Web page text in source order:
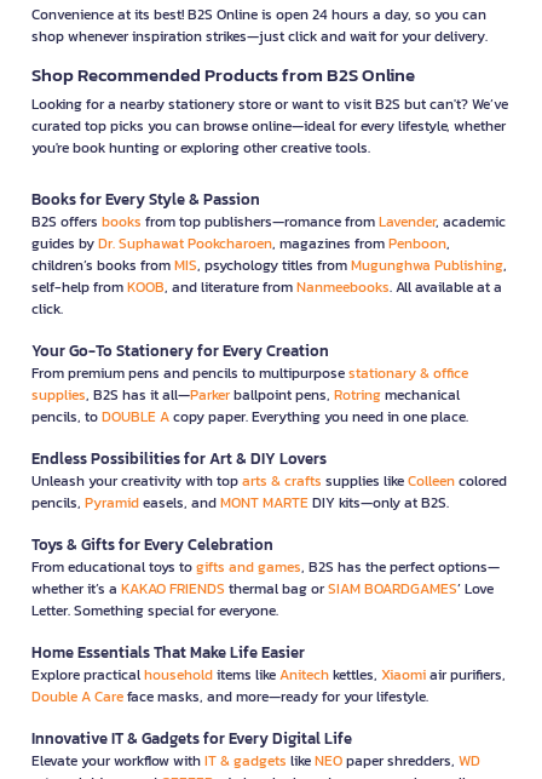
Convenience at its best! B2S Online is open 24 hours a day, so you can
shop whenever inspiration strikes—just click and wait for your delivery.
Shop Recommended Products from B2S Online
Looking for a nearby stationery store or want to visit B2S but can't? We’ve
curated top picks you can browse online—ideal for every lifestyle, whether
you're book hunting or exploring other creative tools.
Books for Every Style & Passion
B2S offers books from top publishers—romance fromLavender, academic
guides byDr. Suphawat Pookcharoen, magazines fromPenboon,
children’s books fromMIS, psychology titles fromMugunghwa Publishing,
self-help fromKOOB, and literature fromNanmeebooks. All available at a
click.
Your Go-To Stationery for Every Creation
From premium pens and pencils to multipurposestationary & office
supplies, B2S has it all—Parkerballpoint pens, Rotringmechanical
pencils, toDOUBLE Acopy paper. Everything you need in one place.
Endless Possibilities for Art & DIY Lovers
Unleash your creativity with toparts & crafts supplies likeColleencolored
pencils, Pyramideasels, andMONT MARTEDIY kits—only at B2S.
Toys & Gifts for Every Celebration
From educational toys togifts and games, B2S has the perfect options—
whether it’s a KAKAO FRIENDS thermal bag orSIAM BOARDGAMES’ Love
Letter. Something special for everyone.
Home Essentials That Make Life Easier
Explore practicalhouseholditems likeAnitechkettles, Xiaomiair purifiers,
Double A Careface masks, and more—ready for your lifestyle.
Innovative IT & Gadgets for Every Digital Life
Elevate your workflow withIT & gadgets likeNEOpaper shredders, WD